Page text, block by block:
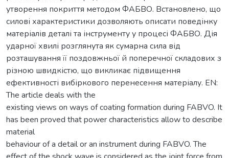
утворення покриття методом ФАБВО. Встановлено, що
силові характеристики дозволяють описати поведінку
матеріалів деталі та інструменту у процесі ФАБВО. Дія
ударної хвилі розглянута як сумарна сила від
розташування її поздовжньої й поперечної складових з
різною швидкістю, що викликає підвищення
ефективності вибіркового перенесення матеріалу. EN:
The article deals with the
existing views on ways of coating formation during FABVO. It
has been proved that power characteristics allow to describe
material
behaviour of a detail or an instrument during FABVO. The